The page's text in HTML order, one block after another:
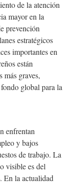
de la atención
mayor en la
prevención
estratégicos
importantes en
están
más graves,
global para la
enfrentan
y bajos
de trabajo. La
visible es del
En la actualidad